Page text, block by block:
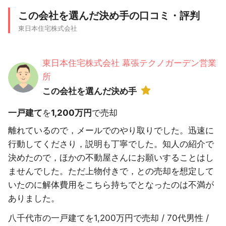
この会社を選んだ決め手の口コミ・評判
東日本住宅株式会社
東日本住宅株式会社 幕張テクノガーデン営業
所
この会社を選んだ決め手
一戸建てを1,200万円 で売却
離れているので，メールでのやり取りでした。迅速に
行動してくださり，説明も丁寧でした。知人の紹介で
決めたので，ほかの不動屋さんにお願いすることはし
ませんでした。ただ上物付きで，との売却を想定して
いたのに解体費用をこちら持ちでとなったのは不満が
ありました。
八千代市の一戸建てを1,200万円で売却 / 70代男性 /